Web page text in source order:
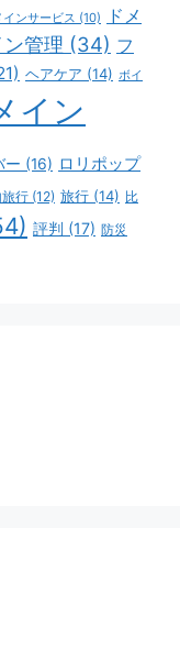
インサービス (10)
ドメ
ン管理 (34) フ
ヘアケア (14) ボイ
イン
ー (16) ロリポップ
行 (12) 旅行 (14) 比
評判 (17) 防災